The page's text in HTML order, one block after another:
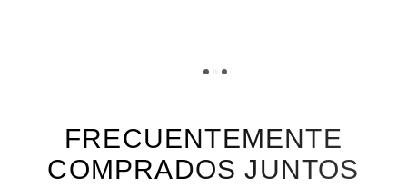
FRECUENTEMENTE
COMPRADOS JUNTOS